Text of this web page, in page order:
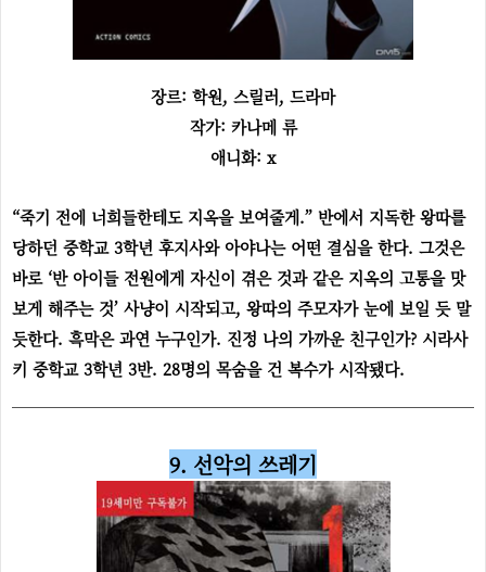
장르: 학원, 스릴러, 드라마
작가: 카나메 류
애니화: x
“죽기 전에 너희들한테도 지옥을 보여줄게.” 반에서 지독한 왕따를
당하던 중학교 3학년 후지사와 아야나는 어떤 결심을 한다. 그것은
바로 ‘반 아이들 전원에게 자신이 겪은 것과 같은 지옥의 고통을 맛
보게 해주는 것’ 사냥이 시작되고, 왕따의 주모자가 눈에 보일 듯 말
듯한다. 흑막은 과연 누구인가. 진정 나의 가까운 친구인가? 시라사
키 중학교 3학년 3반. 28명의 목숨을 건 복수가 시작됐다.
9. 선악의 쓰레기